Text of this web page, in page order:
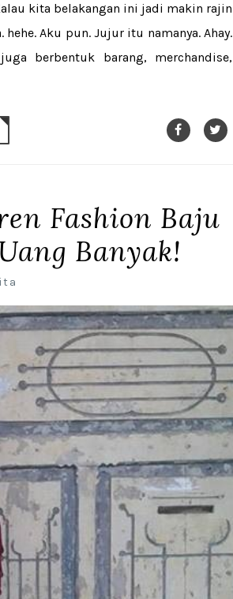
kita belakangan ini jadi makin rajin
Aku pun. Jujur itu namanya. Ahay.
berbentuk barang, merchandise,
Fashion Baju
Banyak!